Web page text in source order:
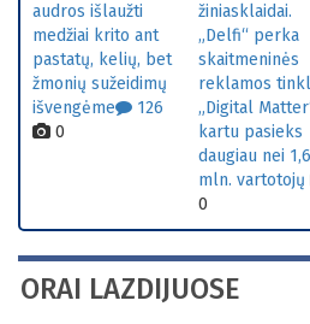
audros išlaužti
medžiai krito ant
pastatų, kelių, bet
žmonių sužeidimų
išvengėme
126
0
žiniasklaidai.
„Delfi“ perka
skaitmeninės
reklamos
„Digital
kartu pasieks
daugiau nei 1,6
mln. vartotojų
0
ORAI LAZDIJUOSE